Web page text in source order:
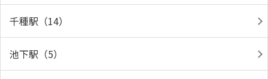
千種駅（14）
池下駅（5）